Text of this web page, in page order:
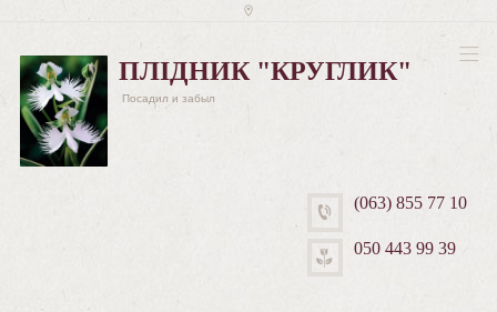
ПЛІДНИК "КРУГЛИК"
Посадил и забыл
(063) 855 77 10
050 443 99 39